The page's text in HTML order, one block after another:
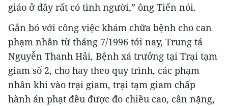
giáo ở đây rất có tình người,” ông Tiến nói.
Gắn bó với công việc khám chữa bệnh cho can
phạm nhân từ tháng 7/1996 tới nay, Trung tá
Nguyễn Thanh Hải, Bệnh xá trưởng tại Trại tạm
giam số 2, cho hay theo quy trình, các phạm
nhân khi vào trại giam, trại tạm giam chấp
hành án phạt đều được đo chiều cao, cân nặng,